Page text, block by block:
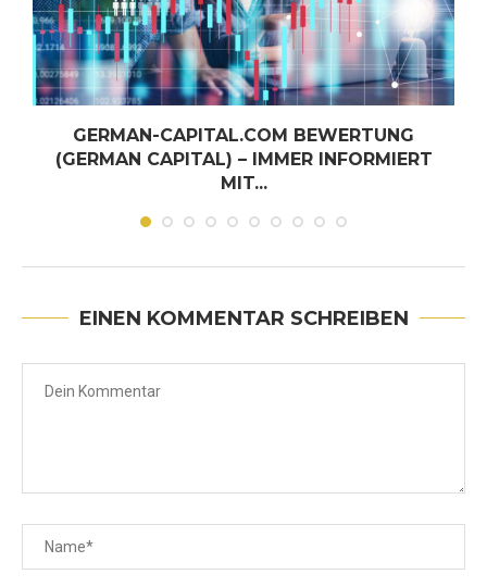
GERMAN-CAPITAL.COM BEWERTUNG
(GERMAN CAPITAL) – IMMER INFORMIERT
MIT...
Juni 30, 2026
EINEN KOMMENTAR SCHREIBEN